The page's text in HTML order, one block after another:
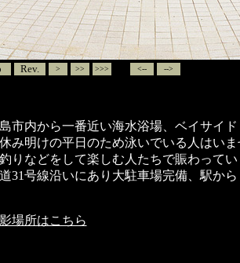
Rev. > >> >>> <-- -->
市内から一番近い海水浴場、ベイサイ
み明けの平日のため泳いでいる人はい
りなどをして楽しむ人たちで賑わって
31号線沿いにあり大駐車場完備、駅か
場所はこちら